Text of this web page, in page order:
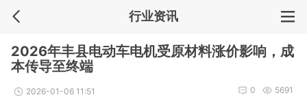
行业资讯
2026年丰县电动车电机受原材料涨价影响，成
本传导至终端
2026-01-06 11:51 5691
0